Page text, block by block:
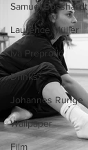
Samuel Bosshardt
Laurence Müller
Iva Preprotić
Drinks
Johannes Runge
Wallpaper
Film